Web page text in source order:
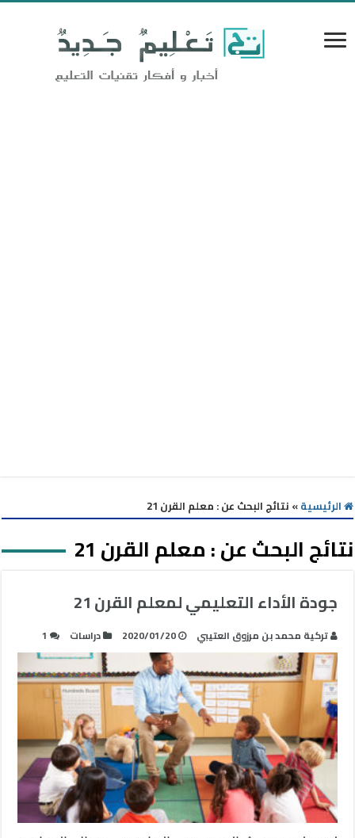
الرئيسية» نتائج البحث عن : معلم القرن 21
نتائج البحث عن :معلم القرن 21
جودة الأداء التعليمي لمعلم القرن 21
تركية محمد بن مرزوق العتيبي 2020/01/20 دراسات 1